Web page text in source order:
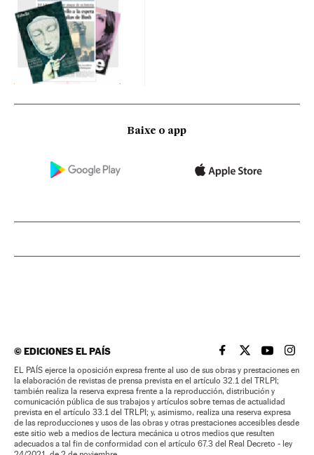
Baixe o app
©EDICIONES EL PAÍS EL PAÍS BRASIL EN
EL PAÍSEL PAÍS
EL
EL PAÍS ejerce la oposición expresa frente al uso de sus obras y prestaciones en
la elaboración de revistas de prensa prevista en el artículo 32.1 del TRLPI;
también realiza la reserva expresa frente a la reproducción, distribución y
comunicación pública de sus trabajos y artículos sobre temas de actualidad
prevista en el artículo 33.1 del TRLPI; y, asimismo, realiza una reserva expresa
de las reproducciones y usos de las obras y otras prestaciones accesibles desde
este sitio web a medios de lectura mecánica u otros medios que resulten
adecuados a tal fin de conformidad con el artículo 67.3 del Real Decreto - ley